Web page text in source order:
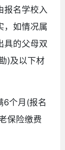
报名学校入
，如情况属
具的父母双
)及以下材
6个月(报名
保险缴费